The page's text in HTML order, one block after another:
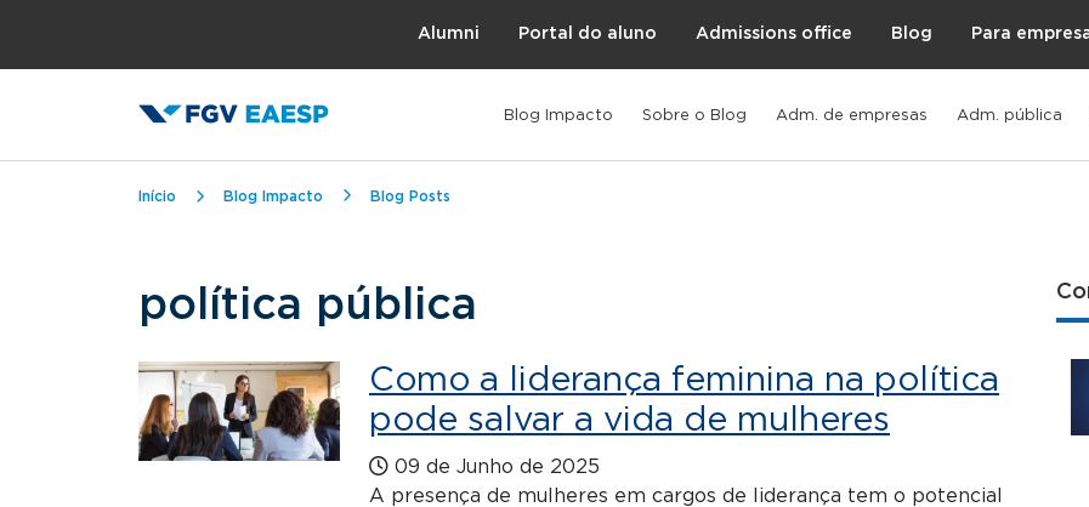
Alumni Portal do aluno Admissions office Blog Para
Blog Impacto Sobre o Blog Adm. de empresas Adm. pública
Trilha de navegação
Início Blog Impacto Blog Posts
política pública
Como a liderança feminina na política
pode salvar a vida de mulheres
09 de Junho de 2025
A presença de mulheres em cargos de liderança tem o potencial